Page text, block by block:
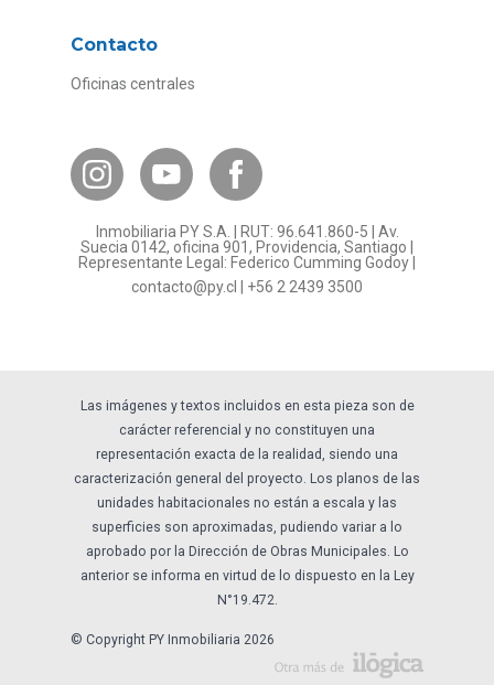
Bases Legales
¿Por qué invertir en PY?
Preguntas frecuentes
Formulario Referidos PY
Términos y Condiciones
Contacto
Oficinas centrales
Inmobiliaria PY S.A. | RUT: 96.641.860-5 | Av.
Suecia 0142, oficina 901, Providencia, Santiago |
Representante Legal: Federico Cumming Godoy |
contacto@py.cl
+56 2 2439 3500
Las imágenes y textos incluidos en esta pieza son de
carácter referencial y no constituyen una
representación exacta de la realidad, siendo una
caracterización general del proyecto. Los planos de las
unidades habitacionales no están a escala y las
superficies son aproximadas, pudiendo variar a lo
aprobado por la Dirección de Obras Municipales. Lo
anterior se informa en virtud de lo dispuesto en la Ley
N°19.472.
© Copyright PY Inmobiliaria 2026